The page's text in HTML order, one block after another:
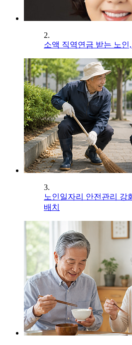
2.
소액 직역연금 받는 노
3.
노인일자리 안전관리 강
배치